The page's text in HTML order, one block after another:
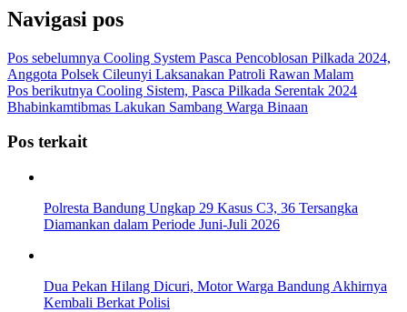
Navigasi pos
Pos sebelumnya Cooling System Pasca Pencoblosan Pilkada 2024,
Anggota Polsek Cileunyi Laksanakan Patroli Rawan Malam
Pos berikutnya Cooling Sistem, Pasca Pilkada Serentak 2024
Bhabinkamtibmas Lakukan Sambang Warga Binaan
Pos terkait
Polresta Bandung Ungkap 29 Kasus C3, 36 Tersangka
Diamankan dalam Periode Juni-Juli 2026
Dua Pekan Hilang Dicuri, Motor Warga Bandung Akhirnya
Kembali Berkat Polisi